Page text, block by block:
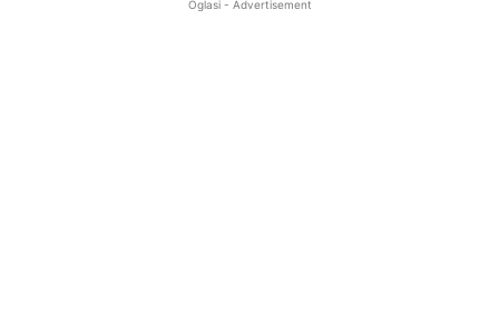
Oglasi - Advertisement